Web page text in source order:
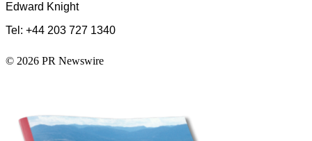
Edward Knight
Tel: +44 203 727 1340
© 2026 PR Newswire